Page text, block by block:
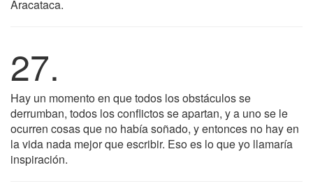
Aracataca.
27.
Hay un momento en que todos los obstáculos se
derrumban, todos los conflictos se apartan, y a uno se le
ocurren cosas que no había soñado, y entonces no hay en
la vida nada mejor que escribir. Eso es lo que yo llamaría
inspiración.